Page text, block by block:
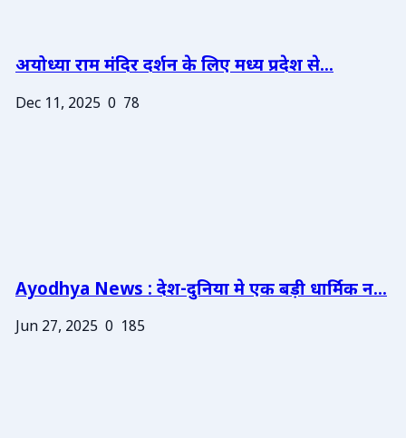
अयोध्या राम मंदिर दर्शन के लिए मध्य प्रदेश से...
Dec 11, 2025 0 78
Ayodhya News : देश-दुनिया मे एक बड़ी धार्मिक न...
Jun 27, 2025 0 185